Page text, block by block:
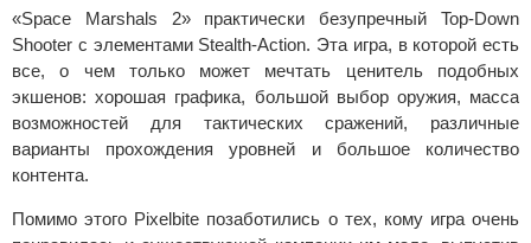
«Space Marshals 2» практически безупречный Top-Down
Shooter с элементами Stealth-Action. Эта игра, в которой есть
все, о чем только может мечтать ценитель подобных
экшенов: хорошая графика, большой выбор оружия, масса
возможностей для тактических сражений, различные
варианты прохождения уровней и большое количество
контента.
Помимо этого Pixelbite позаботились о тех, кому игра очень